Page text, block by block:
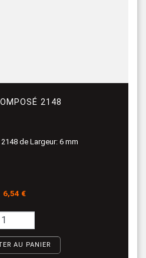
2148
de Largeur: 6 mm
Prix
6,54 €
AU PANIER